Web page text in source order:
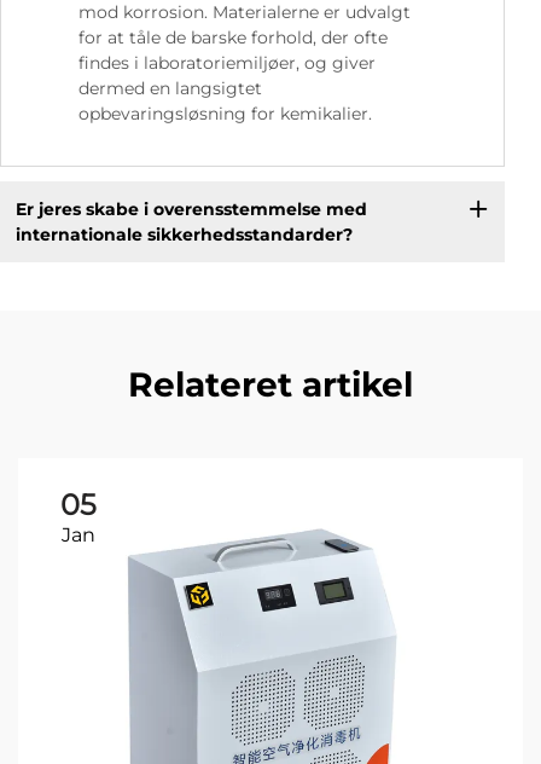
mod korrosion. Materialerne er udvalgt
for at tåle de barske forhold, der ofte
findes i laboratoriemiljøer, og giver
dermed en langsigtet
opbevaringsløsning for kemikalier.
Er jeres skabe i overensstemmelse med
internationale sikkerhedsstandarder?
Relateret artikel
05
Jan